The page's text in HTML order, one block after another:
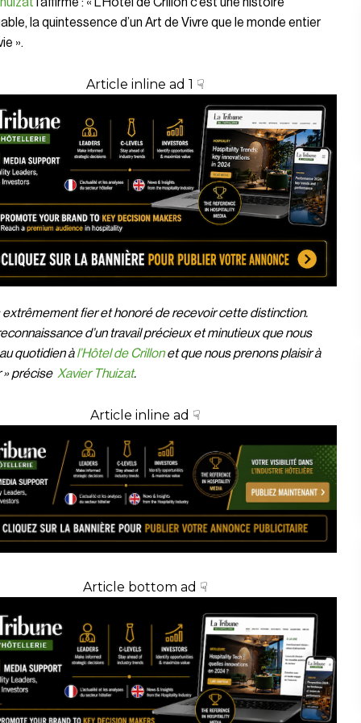
l’affirme : « L’Hôtel de Crillon c’est une histoire
la quintessence d’un Art de Vivre que le monde entier
».
Article inline ad 1 ☟
extrêmement fier et honoré de recevoir cette distinction.
d’un travail précieux et minutieux que nous
quotidien àl’Hôtel de Crillonet que nous prenons plaisir à
» précise Xavier Thuizat.
Article inline ad ☟
Article bottom ad ☟